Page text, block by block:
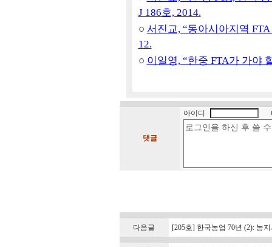
J 186호, 2014.
○ 서진교, “동아시아지역
12.
○ 이일영, “한중 FTA가 가야
댓글
아이디
다음글 [205호] 한국농업 70년 (2): 농